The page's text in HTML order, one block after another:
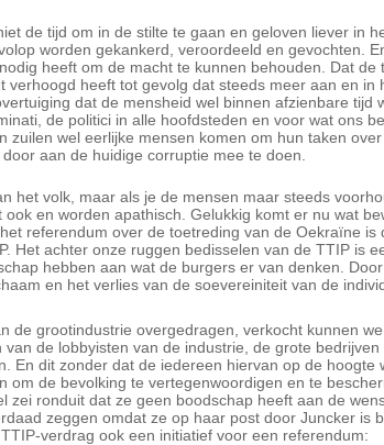
de tijd om in de stilte te gaan en geloven liever in
worden gekankerd, veroordeeld en gevochten.
heeft om de macht te kunnen behouden. Dat de
verhoogd heeft tot gevolg dat steeds meer aan en
dat de mensheid wel binnen afzienbare tijd
de politici in alle hoofdsteden en voor wat ons
zuilen wel eerlijke mensen komen om hun taken
aan de huidige corruptie mee te doen.
het volk, maar als je de mensen maar steeds
ook en worden apathisch. Gelukkig komt er nu wat
referendum over de toetreding van de Oekraïne
Het achter onze ruggen bedisselen van de TTIP is
hebben aan wat de burgers er van denken.
en het verlies van de soevereiniteit van de
de grootindustrie overgedragen, verkocht kunnen
van de lobbyisten van de industrie, de grote
En dit zonder dat de iedereen hiervan op de
om de bevolking te vertegenwoordigen en te
zei ronduit dat ze geen boodschap heeft aan de
zeggen omdat ze op haar post door Juncker is
verdrag ook een initiatief voor een referendum: